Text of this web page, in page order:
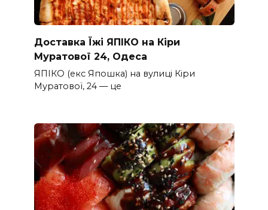
Доставка Їжі ЯПІКО на Кіри
Муратової 24, Одеса
ЯПІКО (екс Япошка) на вулиці Кіри
Муратової, 24 — це